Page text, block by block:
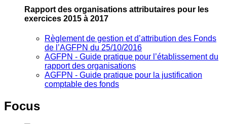
Rapport des organisations attributaires pour les
exercices 2015 à 2017
Règlement de gestion et d’attribution des Fonds
de l’AGFPN du 25/10/2016
AGFPN ‐ Guide pratique pour l’établissement du
rapport des organisations
AGFPN ‐ Guide pratique pour la justification
comptable des fonds
Focus